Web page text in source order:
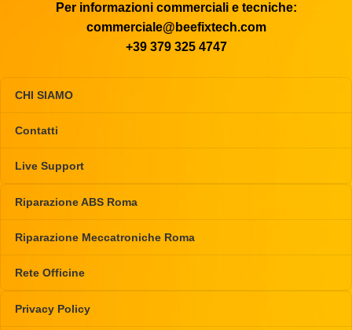
Per informazioni commerciali e tecniche:
commerciale@beefixtech.com
+39 379 325 4747
CHI SIAMO
Contatti
Live Support
Riparazione ABS Roma
Riparazione Meccatroniche Roma
Rete Officine
Privacy Policy